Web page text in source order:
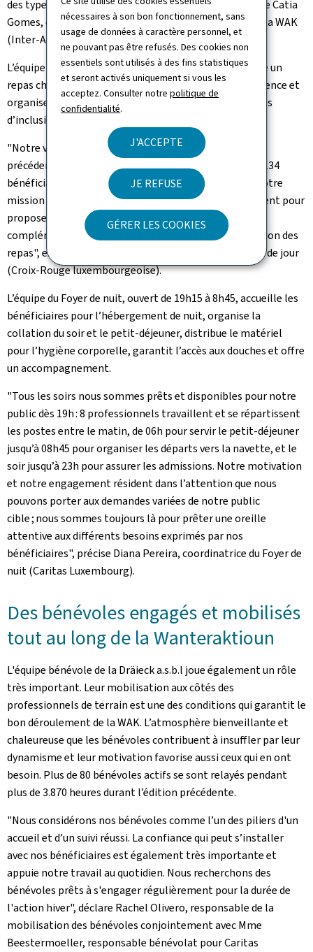
nécessaires à son bon fonctionnement, sans
usage de données à caractère personnel, et
ne pouvant pas être refusés. Des cookies non
essentiels sont utilisés à des fins statistiques
et seront activés uniquement si vous les
acceptez. Consulter notrepolitique de
confidentialité.
J'ACCEPTE
JE REFUSE
GÉRER LES COOKIES
des types de demandes que nous rencontrons", explique Catia
Gomes, coordinatrice de la Coordination de terrain de la WAK
(Inter-Actions).
L’équipe du Foyer de jour, ouvert de 12h00 à 16h00, offre un
repas chaud, un lieu de repos ainsi qu’un vestiaire d’urgence et
organise des activités socio-éducatives utiles en termes
d’inclusion et d’intégration sociale.
"Notre vestiaire d’urgence a permis, durant l’édition
précédente, de distribuer près de 900 vêtements pour 134
bénéficiaires différents. Nous sommes investis dans notre
mission pour répondre aux besoins urgents et également pour
proposer des activités socio-éducatives diversifiées en
complément de notre mission d’accueil et de distribution des
repas", explique Rachel Olivero, coordinatrice du Foyer de jour
(Croix-Rouge luxembourgeoise).
L’équipe du Foyer de nuit, ouvert de 19h15 à 8h45, accueille les
bénéficiaires pour l’hébergement de nuit, organise la
collation du soir et le petit-déjeuner, distribue le matériel
pour l’hygiène corporelle, garantit l’accès aux douches et offre
un accompagnement.
"Tous les soirs nous sommes prêts et disponibles pour notre
public dès 19h : 8 professionnels travaillent et se répartissent
les postes entre le matin, de 06h pour servir le petit-déjeuner
jusqu’à 08h45 pour organiser les départs vers la navette, et le
soir jusqu’à 23h pour assurer les admissions. Notre motivation
et notre engagement résident dans l’attention que nous
pouvons porter aux demandes variées de notre public
cible ; nous sommes toujours là pour prêter une oreille
attentive aux différents besoins exprimés par nos
bénéficiaires", précise Diana Pereira, coordinatrice du Foyer de
nuit (Caritas Luxembourg).
Des bénévoles engagés et mobilisés
tout au long de la Wanteraktioun
L'équipe bénévole de la Dräieck a.s.b.l joue également un rôle
très important. Leur mobilisation aux côtés des
professionnels de terrain est une des conditions qui garantit le
bon déroulement de la WAK. L’atmosphère bienveillante et
chaleureuse que les bénévoles contribuent à insuffler par leur
dynamisme et leur motivation favorise aussi ceux qui en ont
besoin. Plus de 80 bénévoles actifs se sont relayés pendant
plus de 3.870 heures durant l’édition précédente.
"Nous considérons nos bénévoles comme l’un des piliers d'un
accueil et d’un suivi réussi. La confiance qui peut s’installer
avec nos bénéficiaires est également très importante et
appuie notre travail au quotidien. Nous recherchons des
bénévoles prêts à s'engager régulièrement pour la durée de
l'action hiver", déclare Rachel Olivero, responsable de la
mobilisation des bénévoles conjointement avec Mme
Beestermoeller, responsable bénévolat pour Caritas